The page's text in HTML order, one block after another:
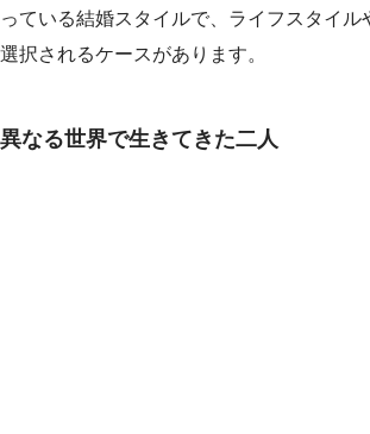
っている結婚スタイルで、ライフスタイル
選択されるケースがあります。
異なる世界で生きてきた二人